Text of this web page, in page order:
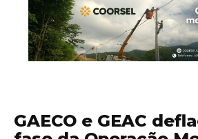
GAECO e GEAC